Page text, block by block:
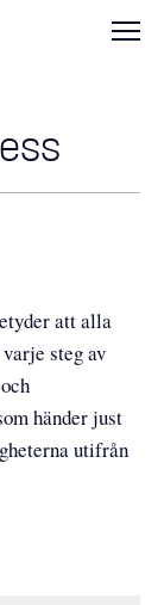
att alla
steg av
händer just
utifrån